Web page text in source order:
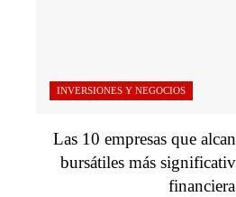
INVERSIONES Y NEGOCIOS
Las 10 empresas que
bursátiles más
financiera